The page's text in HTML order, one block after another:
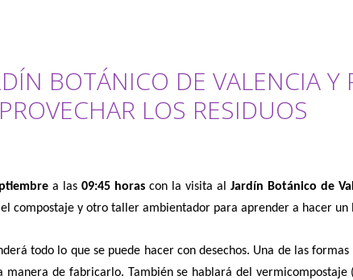
BOTÁNICO DE VALENCIA Y
LOS RESIDUOS
a las09:45 horas con la visita al Jardín Botánico de
compostaje y otro taller ambientador para aprender a hacer un
todo lo que se puede hacer con desechos. Una de las
manera de fabricarlo. También se hablará del